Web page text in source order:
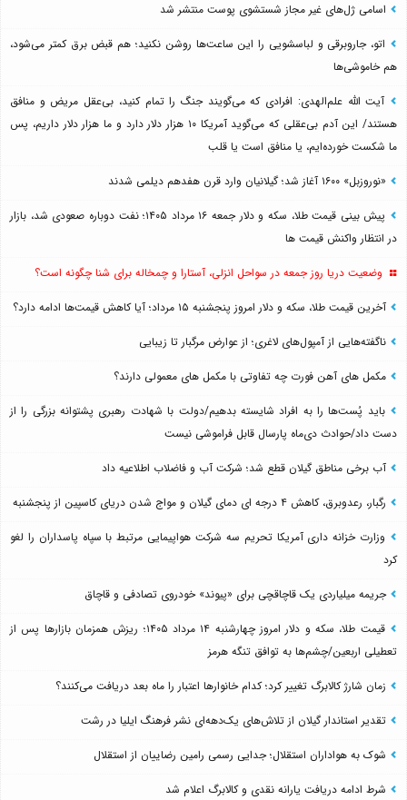
اسامی ژل‌های غیر مجاز شستشوی پوست منتشر شد
اتو، جاروبرقی و لباسشویی را این ساعت‌ها روشن نکنید؛ هم قبض برق کمتر می‌شود،
هم خاموشی‌ها
آیت الله علم‌الهدی: افرادی که می‌گویند جنگ را تمام کنید، بی‌عقل مریض و منافق
هستند/ این آدم بی‌عقلی که می‌گوید آمریکا ۱۰ هزار دلار دارد و ما هزار دلار داریم، پس
ما شکست خورده‌ایم، یا منافق است یا قلب
«نوروزبل» ۱۶۰۰ آغاز شد؛ گیلانیان وارد قرن هفدهم دیلمی شدند
پیش بینی قیمت طلا، سکه و دلار جمعه ۱۶ مرداد ۱۴۰۵؛ نفت دوباره صعودی شد، بازار
در انتظار واکنش قیمت ها
وضعیت دریا روز جمعه در سواحل انزلی، آستارا و چمخاله برای شنا چگونه است؟
آخرین قیمت طلا، سکه و دلار امروز پنجشنبه ۱۵ مرداد؛ آیا کاهش قیمت‌ها ادامه دارد؟
ناگفته‌هایی از آمپول‌های لاغری؛ از عوارض مرگبار تا زیبایی
مکمل های آهن فورت چه تفاوتی با مکمل های معمولی دارند؟
باید پُست‌ها را به افراد شایسته بدهیم/دولت با شهادت رهبری پشتوانه بزرگی را از
دست داد/حوادث دی‌ماه پارسال قابل فراموشی نیست
آب برخی مناطق گیلان قطع شد؛ شرکت آب و فاضلاب اطلاعیه داد
رگبار، رعدوبرق، کاهش ۴ درجه ای دمای گیلان و مواج شدن دریای کاسپین از پنجشنبه
وزارت خزانه داری آمریکا تحریم سه شرکت هواپیمایی مرتبط با سپاه پاسداران را لغو
کرد
جریمه میلیاردی یک قاچاقچی برای «پیوند» خودروی تصادفی و قاچاق
قیمت طلا، سکه و دلار امروز چهارشنبه ۱۴ مرداد ۱۴۰۵؛ ریزش همزمان بازارها پس از
تعطیلی اربعین/چشم‌ها به توافق تنگه هرمز
زمان شارژ کالابرگ تغییر کرد؛ کدام خانوارها اعتبار را ماه بعد دریافت می‌کنند؟
تقدیر استاندار گیلان از تلاش‌های یک‌دهه‌ای نشر فرهنگ ایلیا در رشت
شوک به هواداران استقلال؛ جدایی رسمی رامین رضاییان از استقلال
شرط ادامه دریافت یارانه نقدی و کالابرگ اعلام شد